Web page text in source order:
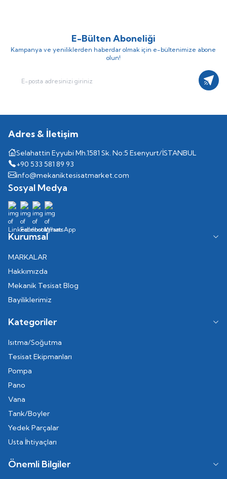
E-Bülten Aboneliği
Kampanya ve yeniliklerden haberdar olmak için e-bültenimize abone
olun!
Adres & İletişim
Selahattin Eyyubi Mh.1581 Sk. No:5 Esenyurt/İSTANBUL
+90 533 581 89 93
info@mekaniktesisatmarket.com
Sosyal Medya
Kurumsal
MARKALAR
Hakkımızda
Mekanik Tesisat Blog
Bayiliklerimiz
Kategoriler
Isıtma/Soğutma
Tesisat Ekipmanları
Pompa
Pano
Vana
Tank/Boyler
Yedek Parçalar
Usta İhtiyaçları
Önemli Bilgiler